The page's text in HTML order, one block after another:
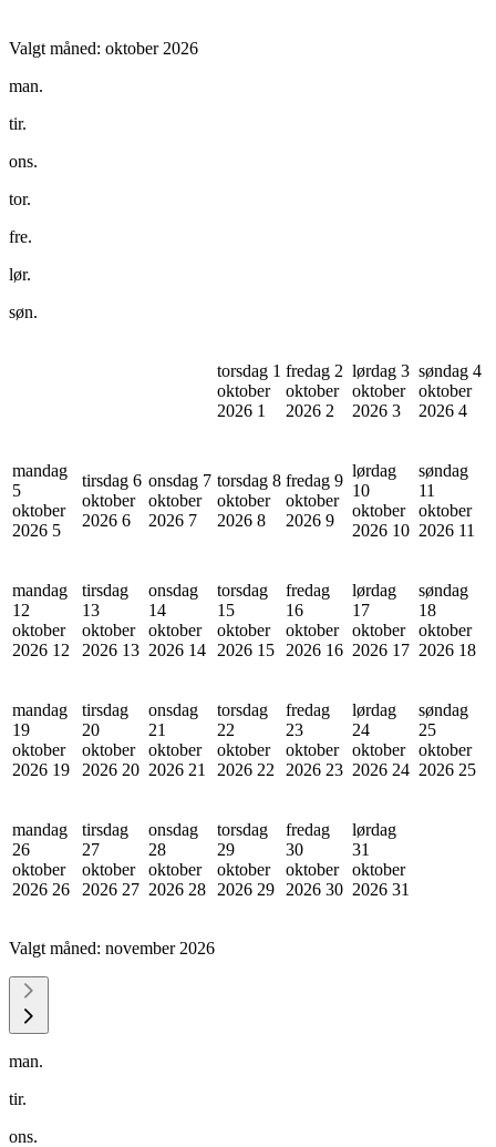
Valgt måned: oktober 2026
man.
tir.
ons.
tor.
fre.
lør.
søn.
torsdag 1
oktober
2026 1
fredag 2
oktober
2026 2
lørdag 3
oktober
2026 3
søndag 4
oktober
2026 4
mandag
5
oktober
2026 5
tirsdag 6
oktober
2026 6
onsdag 7
oktober
2026 7
torsdag 8
oktober
2026 8
fredag 9
oktober
2026 9
lørdag
10
oktober
2026 10
søndag
11
oktober
2026 11
mandag
12
oktober
2026 12
tirsdag
13
oktober
2026 13
onsdag
14
oktober
2026 14
torsdag
15
oktober
2026 15
fredag
16
oktober
2026 16
lørdag
17
oktober
2026 17
søndag
18
oktober
2026 18
mandag
19
oktober
2026 19
tirsdag
20
oktober
2026 20
onsdag
21
oktober
2026 21
torsdag
22
oktober
2026 22
fredag
23
oktober
2026 23
lørdag
24
oktober
2026 24
søndag
25
oktober
2026 25
mandag
26
oktober
2026 26
tirsdag
27
oktober
2026 27
onsdag
28
oktober
2026 28
torsdag
29
oktober
2026 29
fredag
30
oktober
2026 30
lørdag
31
oktober
2026 31
Valgt måned: november 2026
man.
tir.
ons.